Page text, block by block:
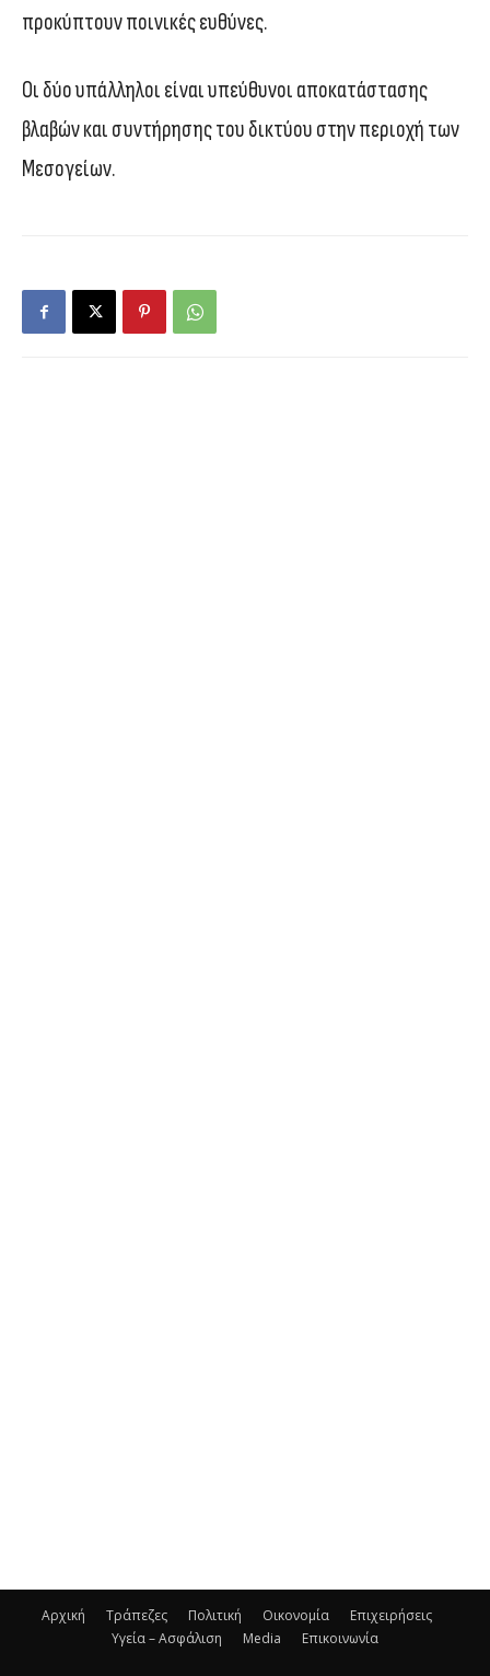
προκύπτουν ποινικές ευθύνες.
Οι δύο υπάλληλοι είναι υπεύθυνοι αποκατάστασης
βλαβών και συντήρησης του δικτύου στην περιοχή των
Μεσογείων.
Αρχική Τράπεζες Πολιτική Οικονομία
Επιχειρήσεις
Υγεία – Ασφάλιση
Media Επικοινωνία